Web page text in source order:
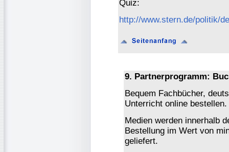
Quiz:
http://www.stern.de/politik/
9. Partnerprogramm:
Bequem Fachbücher,
Unterricht online bestellen.
Medien werden innerhalb
Bestellung im Wert von
geliefert.